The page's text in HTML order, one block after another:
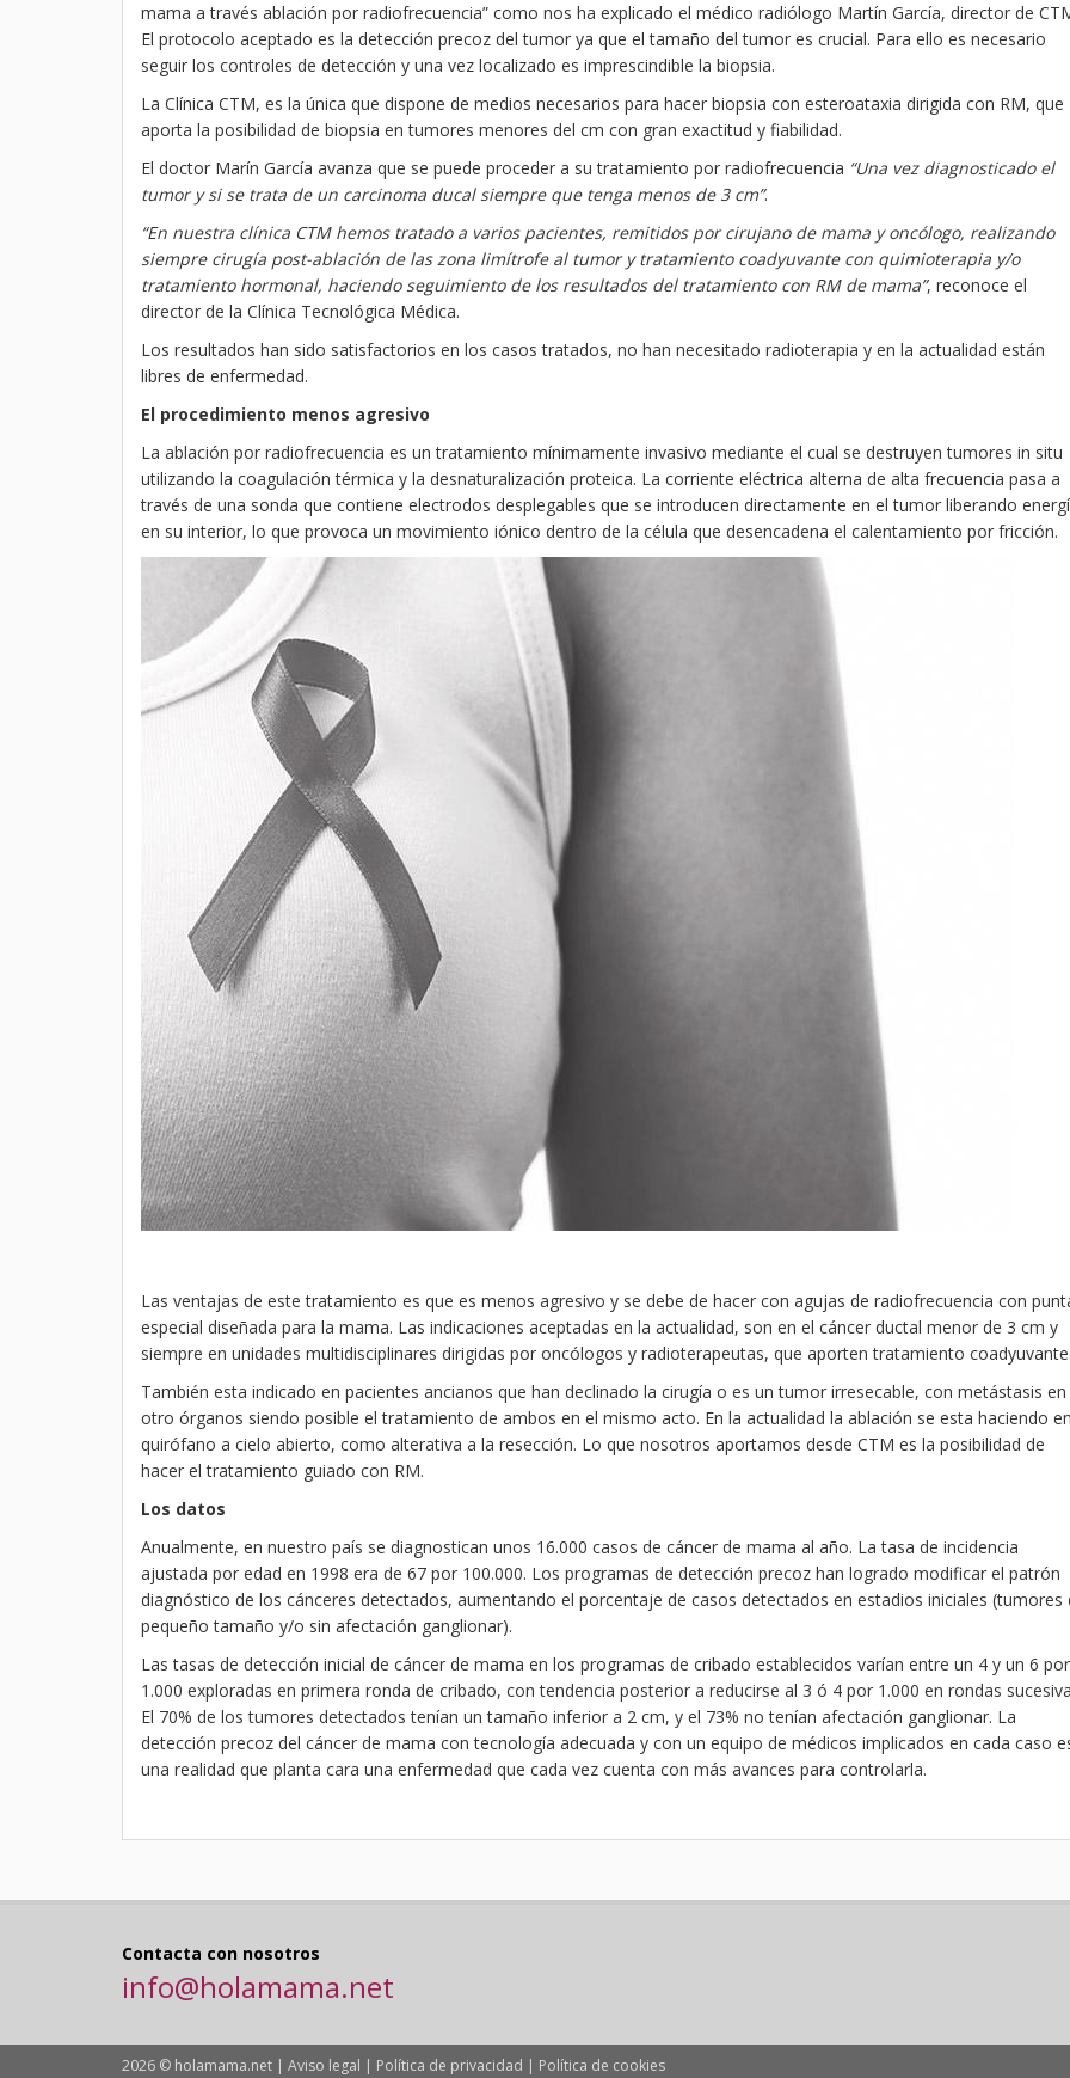
mama a través ablación por radiofrecuencia” como nos ha explicado el médico radiólogo Martín García, director de
El protocolo aceptado es la detección precoz del tumor ya que el tamaño del tumor es crucial. Para ello es necesario
seguir los controles de detección y una vez localizado es imprescindible la biopsia.
La Clínica CTM, es la única que dispone de medios necesarios para hacer biopsia con esteroataxia dirigida con RM, que
aporta la posibilidad de biopsia en tumores menores del cm con gran exactitud y fiabilidad.
El doctor Marín García avanza que se puede proceder a su tratamiento por radiofrecuencia “Una vez diagnosticado el
tumor y si se trata de un carcinoma ducal siempre que tenga menos de 3 cm”.
“En nuestra clínica CTM hemos tratado a varios pacientes, remitidos por cirujano de mama y oncólogo, realizando
siempre cirugía post-ablación de las zona limítrofe al tumor y tratamiento coadyuvante con quimioterapia y/o
tratamiento hormonal, haciendo seguimiento de los resultados del tratamiento con RM de mama”, reconoce el
director de la Clínica Tecnológica Médica.
Los resultados han sido satisfactorios en los casos tratados, no han necesitado radioterapia y en la actualidad están
libres de enfermedad.
El procedimiento menos agresivo
La ablación por radiofrecuencia es un tratamiento mínimamente invasivo mediante el cual se destruyen tumores in situ
utilizando la coagulación térmica y la desnaturalización proteica. La corriente eléctrica alterna de alta frecuencia pasa a
través de una sonda que contiene electrodos desplegables que se introducen directamente en el tumor liberando
en su interior, lo que provoca un movimiento iónico dentro de la célula que desencadena el calentamiento por fricción.
Las ventajas de este tratamiento es que es menos agresivo y se debe de hacer con agujas de radiofrecuencia con
especial diseñada para la mama. Las indicaciones aceptadas en la actualidad, son en el cáncer ductal menor de 3 cm y
siempre en unidades multidisciplinares dirigidas por oncólogos y radioterapeutas, que aporten tratamiento
También esta indicado en pacientes ancianos que han declinado la cirugía o es un tumor irresecable, con metástasis en
otro órganos siendo posible el tratamiento de ambos en el mismo acto. En la actualidad la ablación se esta haciendo
quirófano a cielo abierto, como alterativa a la resección. Lo que nosotros aportamos desde CTM es la posibilidad de
hacer el tratamiento guiado con RM.
Los datos
Anualmente, en nuestro país se diagnostican unos 16.000 casos de cáncer de mama al año. La tasa de incidencia
ajustada por edad en 1998 era de 67 por 100.000. Los programas de detección precoz han logrado modificar el patrón
diagnóstico de los cánceres detectados, aumentando el porcentaje de casos detectados en estadios iniciales (tumores
pequeño tamaño y/o sin afectación ganglionar).
Las tasas de detección inicial de cáncer de mama en los programas de cribado establecidos varían entre un 4 y un 6 por
1.000 exploradas en primera ronda de cribado, con tendencia posterior a reducirse al 3 ó 4 por 1.000 en rondas
El 70% de los tumores detectados tenían un tamaño inferior a 2 cm, y el 73% no tenían afectación ganglionar. La
detección precoz del cáncer de mama con tecnología adecuada y con un equipo de médicos implicados en cada caso
una realidad que planta cara una enfermedad que cada vez cuenta con más avances para controlarla.
Contacta con nosotros
info@holamama.net
2026 © holamama.net | Aviso legal | Política de privacidad | Política de cookies